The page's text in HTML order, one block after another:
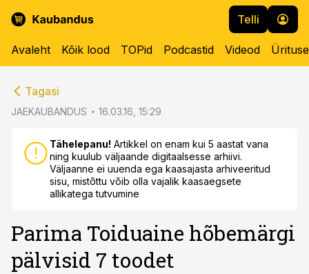
Telli
Avaleht Kõik lood TOPid Podcastid Videod
Tagasi
JAEKAUBANDUS 16.03.16, 15:29
Tähelepanu! Artikkel on enam kui 5 aastat vana
ning kuulub väljaande digitaalsesse arhiivi.
Väljaanne ei uuenda ega kaasajasta arhiveeritud
sisu, mistõttu võib olla vajalik kaasaegsete
allikatega tutvumine
Parima Toiduaine hõbemärgi
pälvisid 7 toodet